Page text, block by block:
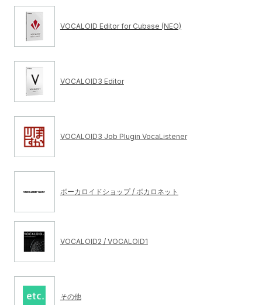
VOCALOID Editor for Cubase (NEO)
VOCALOID3 Editor
VOCALOID3 Job Plugin VocaListener
ボーカロイドショップ / ボカロネット
VOCALOID2 / VOCALOID1
その他